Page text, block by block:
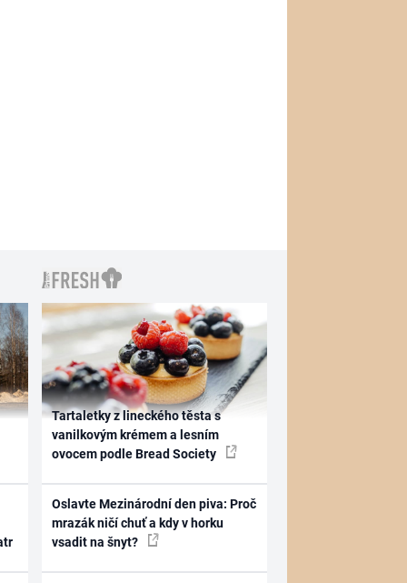
Tartaletky z lineckého těsta s
vanilkovým krémem a lesním
ovocem podle Bread Society
Oslavte Mezinárodní den piva: Proč
mrazák ničí chuť a kdy v horku
vsadit na šnyt?